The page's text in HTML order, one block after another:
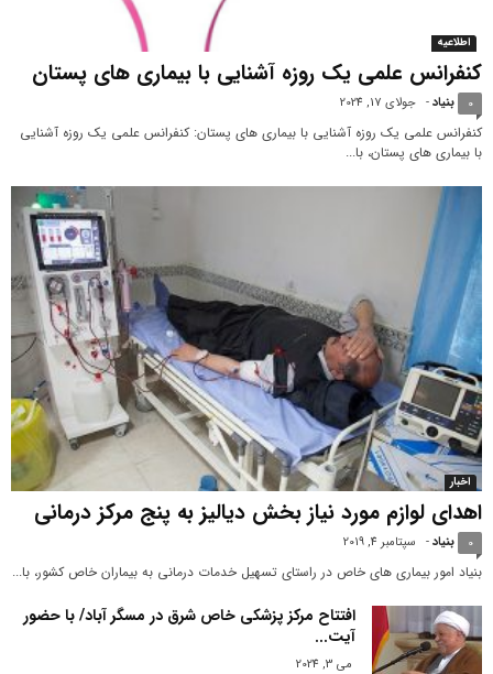
اطلاعیه
کنفرانس علمی یک روزه آشنایی با بیماری های پستان
بنیاد- جولای 17, 2024 0
کنفرانس علمی یک روزه آشنایی با بیماری های پستان: کنفرانس علمی یک روزه آشنایی
با بیماری های پستان، با...
اخبار
اهدای لوازم مورد نیاز بخش دیالیز به پنج مرکز درمانی
بنیاد- سپتامبر 4, 2019 0
بنیاد امور بیماری های خاص در راستای تسهیل خدمات درمانی به بیماران خاص کشور، با...
افتتاح مرکز پزشکی خاص شرق در مسگر آباد/ با حضور
آیت...
می 3, 2024